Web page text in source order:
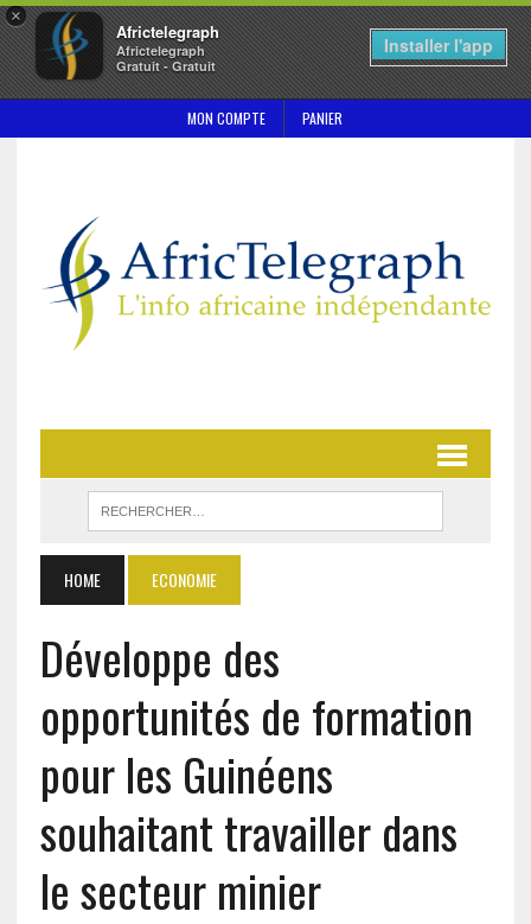
×
Africtelegraph
Africtelegraph
Gratuit - Gratuit
Installer l'app
MON COMPTE PANIER
HOME ECONOMIE
Développe des
opportunités de formation
pour les Guinéens
souhaitant travailler dans
le secteur minier